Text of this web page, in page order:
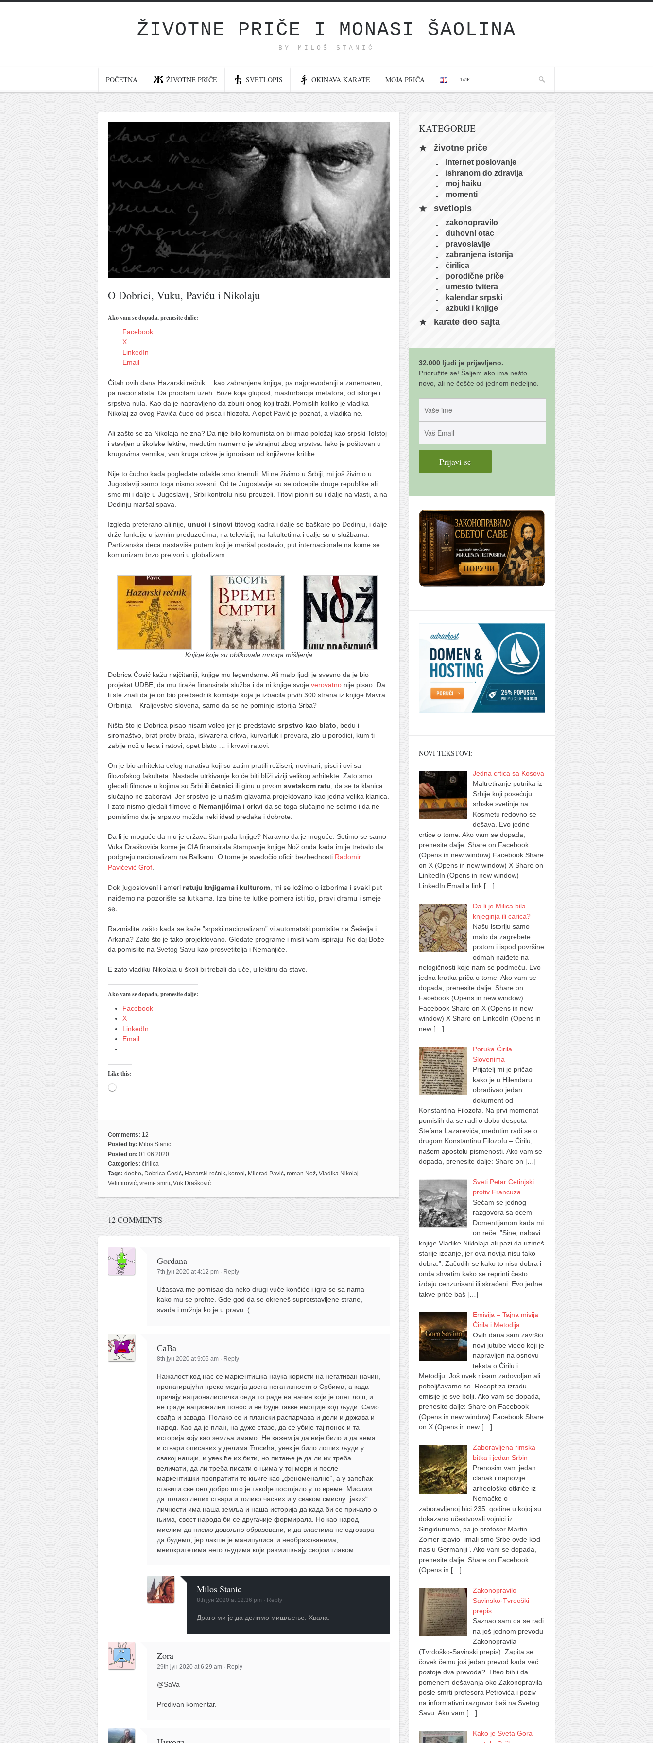
ŽIVOTNE PRIČE I MONASI ŠAOLINA
BY MILOŠ STANIĆ
POČETNA ŽIVOTNE PRIČE SVETLOPIS OKINAVA KARATE MOJA PRIČA ЋИР
internet poslovanje
ishranom do zdravlja
moj haiku
momenti i mesta
bonus sadržaj
Svetlopis
zakonopravilo
duhovni otac
pravoslavlje
zabranjena istorija
ćirilica
porodične priče
umesto tvitera
kalendar srpski
azbuki i knjige
Okinava karate
najnovije na blogu
moje beleške
istorija karatea
bubishi
karate
kihon
naihanchi
kushanku
passai
temashiwari
kobudo
nunchaku
bo
tonfa
sai
timbei rochin
tsunami dojo
program
snimci nastupa
galerija kluba
članarina
kontakt
besplatna e-knjiga
termini treninga
moja priča
moja priča
fotke
kontakt
O Dobrici, Vuku, Paviću i Nikolaju
Ako vam se dopada, prenesite dalje:
Facebook
X
LinkedIn
Email
Čitah ovih dana Hazarski rečnik… kao zabranjena knjiga, pa najprevođeniji a zanemaren,
pa nacionalista. Da pročitam uzeh. Bože koja glupost, masturbacija metafora , od istorije i
srpstva nula. Kao da je napravljeno da zbuni onog koji traži. Pomislih koliko je vladika
Nikolaj za ovog Pavića čudo od pisca i filozofa. A opet Pavić je poznat, a vladika ne.
Ali zašto se za Nikolaja ne zna? Da nije bilo komunista on bi imao položaj kao srpski Tolstoj
i stavljen u školske lektire, međutim namerno je skrajnut zbog srpstva. Iako je poštovan u
krugovima vernika, van kruga crkve je ignorisan od književne kritike.
Nije to čudno kada pogledate odakle smo krenuli. Mi ne živimo u Srbiji, mi još živimo u
Jugoslaviji samo toga nismo svesni. Od te Jugoslavije su se odcepile druge republike ali
smo mi i dalje u Jugoslaviji, Srbi kontrolu nisu preuzeli. Titovi pioniri su i dalje na vlasti, a na
Dedinju maršal spava.
Izgleda preterano ali nije, unuci i sinovi titovog kadra i dalje se baškare po Dedinju, i dalje
drže funkcije u javnim preduzećima, na televiziji, na fakultetima i dalje su u službama.
Partizanska deca nastaviše putem koji je maršal postavio, put internacionale na kome se
komunizam brzo pretvori u globalizam.
Knjige koje su oblikovale mnoga mišljenja
Dobrica Ćosić kažu najčitaniji, knjige mu legendarne. Ali malo ljudi je svesno da je bio
projekat UDBE, da mu tiraže finansirala služba i da ni knjige svoje verovatno nije pisao. Da
li ste znali da je on bio predsednik komisije koja je izbacila prvih 300 strana iz knjige Mavra
Orbinija – Kraljevstvo slovena, samo da se ne pominje istorija Srba?
Ništa što je Dobrica pisao nisam voleo jer je predstavio srpstvo kao blato , bedu i
siromaštvo, brat protiv brata, iskvarena crkva, kurvarluk i prevara, zlo u porodici, kum ti
zabije nož u leđa i ratovi, opet blato … i krvavi ratovi.
On je bio arhitekta celog narativa koji su zatim pratili režiseri, novinari, pisci i ovi sa
filozofskog fakulteta. Nastade utrkivanje ko će biti bliži viziji velikog arhitekte. Zato smo
gledali filmove u kojima su Srbi ili četnici ili ginu u prvom svetskom ratu , da se ta klanica
slučajno ne zaboravi. Jer srpstvo je u našim glavama projektovano kao jedna velika klanica.
I zato nismo gledali filmove o Nemanjićima i crkvi da se toga slučajno ne setimo i da ne
pomislimo da je srpstvo možda neki ideal predaka i dobrote.
Da li je moguće da mu je država štampala knjige? Naravno da je moguće. Setimo se samo
Vuka Draškovića kome je CIA finansirala štampanje knjige Nož onda kada im je trebalo da
podgreju nacionalizam na Balkanu. O tome je svedočio oficir bezbednosti Radomir
Pavićević Grof
Dok jugosloveni i ameri ratuju knjigama i kulturom, mi se ložimo o izborima i svaki put
naiđemo na pozorište sa lutkama. Iza bine te lutke pomera isti tip, pravi dramu i smeje
se.
Razmislite zašto kada se kaže ”srpski nacionalizam” vi automatski pomislite na Šešelja i
Arkana? Zato što je tako projektovano. Gledate programe i misli vam ispiraju. Ne daj Bože
da pomislite na Svetog Savu kao prosvetitelja i Nemanjiće.
E zato vladiku Nikolaja u školi bi trebali da uče, u lektiru da stave.
Ako vam se dopada, prenesite dalje:
Facebook
X
LinkedIn
Email
Like this:
Loading…
Comments: 12
Posted by: Milos Stanic
Posted on: 01.06.2020.
Categories: ćirilica
Tags: deobe, Dobrica Ćosić, Hazarski rečnik, koreni, Milorad Pavić, roman Nož, Vladika Nikolaj
Velimirović, vreme smrti, Vuk Drašković
12 COMMENTS
Gordana
7th јун 2020 at 4:12 pm · Reply
Užasava me pomisao da neko drugi vuče končiće i igra se sa nama
kako mu se prohte. Gde god da se okreneš suprotstavljene strane,
svađa i mržnja ko je u pravu :(
СаВа
8th јун 2020 at 9:05 am · Reply
Нажалост код нас се маркентишка наука користи на негативан начин,
пропагирајући преко медија доста негативности о Србима, а када
причају националистички онда то раде на начин који је опет лош, и
не граде национални понос и не буде такве емоције код људи. Само
свађа и завада. Полако се и плански распарчава и дели и држава и
народ. Као да је план, на дуже стазе, да се убије тај понос и та
историја коју као земља имамо. Не кажем ја да није било и да нема
и ствари описаних у делима Ћосића, увек је било лоших људи у
свакој нацији, и увек ће их бити, но питање је да ли их треба
величати, да ли треба писати о њима у тој мери и после
маркентишки пропратити те књиге као „феноменалне“, а у запећак
ставити све оно добро што је такође постојало у то време. Мислим
да толико лепих ствари и толико часних и у сваком смислу „јаких“
личности има наша земља и наша историја да када би се причало о
њима, свест народа би се другачије формирала. Но као народ
мислим да нисмо довољно образовани, и да властима не одговара
да будемо, јер лакше је манипулисати необразованима,
меиокритетима него људима који размишљају својом главом.
Milos Stanic
8th јун 2020 at 12:36 pm · Reply
Драго ми је да делимо мишљење. Хвала.
Zora
29th јун 2020 at 6:29 am · Reply
@SaVa
Predivan komentar.
KATEGORIJE
životne priče
internet poslovanje
ishranom do zdravlja
moj haiku
momenti
svetlopis
zakonopravilo
duhovni otac
pravoslavlje
zabranjena istorija
ćirilica
porodične priče
umesto tvitera
kalendar srpski
azbuki i knjige
karate deo sajta
32.000 ljudi je prijavljeno.
Pridružite se! Šaljem ako ima nešto
novo, ali ne češće od jednom nedeljno.
NOVI TEKSTOVI:
Jedna crtica sa Kosova
Maltretiranje putnika iz
Srbije koji posećuju
srbske svetinje na
Kosmetu redovno se
dešava. Evo jedne
crtice o tome. Ako vam se dopada,
prenesite dalje: Share on Facebook
(Opens in new window) Facebook Share
on X (Opens in new window) X Share on
LinkedIn (Opens in new window)
LinkedIn Email a link […]
Da li je Milica bila
knjeginja ili carica?
Našu istoriju samo
malo da zagrebete
prstom i ispod površine
odmah naiđete na
nelogičnosti koje nam se podmeću. Evo
jedna kratka priča o tome. Ako vam se
dopada, prenesite dalje: Share on
Facebook (Opens in new window)
Facebook Share on X (Opens in new
window) X Share on LinkedIn (Opens in
new […]
Poruka Ćirila
Slovenima
Prijatelj mi je pričao
kako je u Hilendaru
obrađivao jedan
dokument od
Konstantina Filozofa. Na prvi momenat
pomislih da se radi o dobu despota
Stefana Lazarevića, međutim radi se o
drugom Konstantinu Filozofu – Ćirilu,
našem apostolu pismenosti. Ako vam se
dopada, prenesite dalje: Share on […]
Sveti Petar Cetinjski
protiv Francuza
Sećam se jednog
razgovora sa ocem
Domentijanom kada mi
on reče: ”Sine, nabavi
knjige Vladike Niklolaja ali pazi da uzmeš
starije izdanje, jer ova novija nisu tako
dobra.”. Začudih se kako to nisu dobra i
onda shvatim kako se reprinti često
izdaju cenzurisani ili skraćeni. Evo jedne
takve priče baš […]
Emisija – Tajna misija
Ćirila i Metodija
Ovih dana sam završio
novi jutube video koji je
napravljen na osnovu
teksta o Ćirilu i
Metodiju. Još uvek nisam zadovoljan ali
poboljšavamo se. Recept za izradu
emisije je sve bolji. Ako vam se dopada,
prenesite dalje: Share on Facebook
(Opens in new window) Facebook Share
on X (Opens in new […]
Zaboravljena rimska
bitka i jedan Srbin
Prenosim vam jedan
članak i najnovije
arheološko otkriće iz
Nemačke o
zaboravljenoj bici 235. godine u kojoj su
dokazano učestvovali vojnici iz
Singidunuma, pa je profesor Martin
Zomer izjavio ”imali smo Srbe ovde kod
nas u Germaniji”. Ako vam se dopada,
prenesite dalje: Share on Facebook
(Opens in […]
Zakonopravilo
Savinsko-Tvrdoški
prepis
Saznao sam da se radi
na još jednom prevodu
Zakonopravila
(Tvrdoško-Savinski prepis). Zapita se
čovek čemu još jedan prevod kada već
postoje dva prevoda? Hteo bih i da
pomenem dešavanja oko Zakonopravila
posle smrti profesora Petrovića i poziv
na informativni razgovor baš na Svetog
Savu. Ako vam […]
Kako je Sveta Gora